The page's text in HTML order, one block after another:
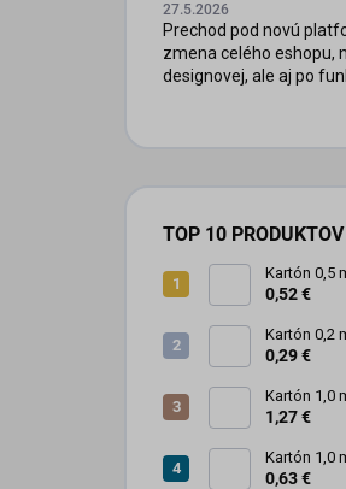
27.5.2026
Prechod pod novú
zmena celého eshopu,
designovej, ale aj po
TOP 10 PRODUKTOV
Kartón 0,5
0,52 €
Kartón 0,2
0,29 €
Kartón 1,0
1,27 €
Kartón 1,0
0,63 €